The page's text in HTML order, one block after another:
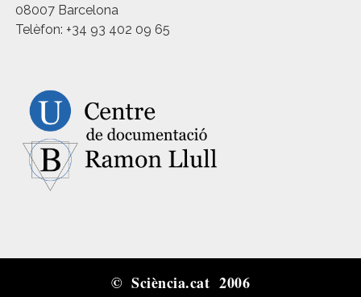
08007 Barcelona
Telèfon: +34 93 402 09 65
© Sciència.cat 2006